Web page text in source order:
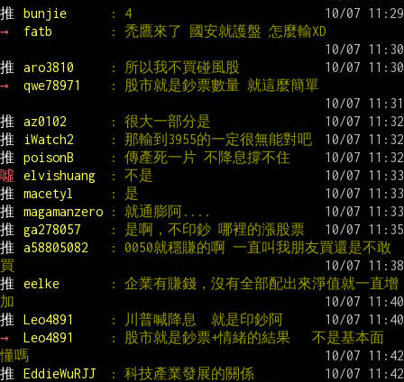
推 bunjie
: 4
→
fatb : 禿鷹來了 國安就護盤 怎麼輸XD
推 aro3810
: 所以我不買碰風股
→
qwe78971 : 股市就是鈔票數量 就這麼簡單
推 az0102
: 很大一部分是
推
iWatch2
: 那輸到3955的一定很無能對吧
推
poisonB
: 傳產死一片 不降息撐不住
噓
elvishuang
: 不是
推
macetyl
: 是
推
magamanzero
: 就通膨阿....
推
ga278057
: 是啊，不印鈔 哪裡的漲股票
推
a58805082
: 0050就穩賺的啊 一直叫我朋友買還是不敢
買
推
eelke
: 企業有賺錢，沒有全部配出來淨值就一直增
加
推
Leo4891
: 川普喊降息  就是印鈔阿
→
Leo4891
: 股市就是鈔票+情緒的結果   不是基本面
懂嗎
推
EddieWuRJJ
: 科技產業發展的關係